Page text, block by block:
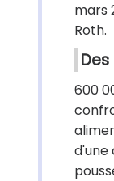
mars
Roth.
600
d'une